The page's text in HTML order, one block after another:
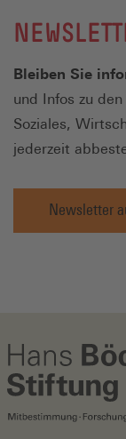
Bleiben Sie
und Infos zu
Soziales,
jederzeit
Newsletter